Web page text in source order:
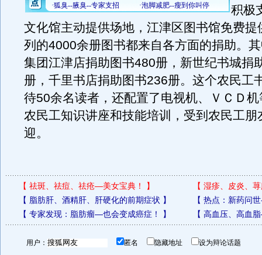
积极
文化馆主动提供场地，江津区图书馆免费提
列的4000余册图书都来自各方面的捐助。
集团江津店捐助图书480册，新世纪书城捐
册，千里书店捐助图书236册。这个农民工
待50余名读者，还配置了电视机、ＶＣＤ
农民工知识讲座和技能培训，受到农民工朋
迎。
【 祛斑、祛痘、祛疮—美女宝典！ 】 【 湿疹、皮炎、
【 脂肪肝、酒精肝、肝硬化的前期症状 】 【 热点：新药问
【 专家发现：脂肪瘤—也会变成癌症！ 】 【 高血压、高血
用户： 匿名 隐藏地址 设为辩论话题